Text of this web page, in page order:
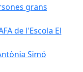
grans
de l'Escola El
Simó